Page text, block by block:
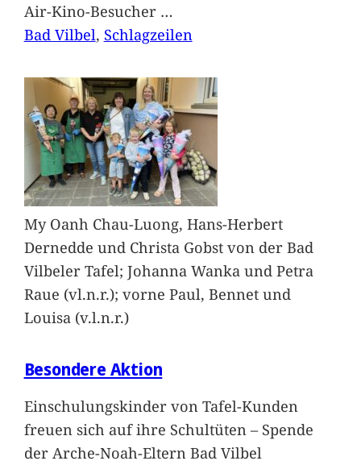
Air-Kino-Besucher …
Bad Vilbel, Schlagzeilen
My Oanh Chau-Luong, Hans-Herbert
Dernedde und Christa Gobst von der Bad
Vilbeler Tafel; Johanna Wanka und Petra
Raue (vl.n.r.); vorne Paul, Bennet und
Louisa (v.l.n.r.)
Besondere Aktion
Einschulungskinder von Tafel-Kunden
freuen sich auf ihre Schultüten – Spende
der Arche-Noah-Eltern Bad Vilbel